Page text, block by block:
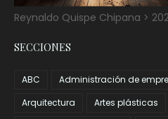
Reynaldo Quispe Chipana >
SECCIONES
ABC Administración de
Arquitectura
Artes plásticas